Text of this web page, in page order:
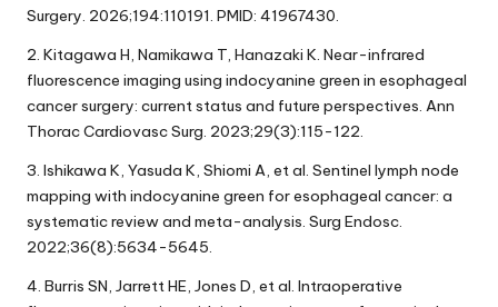
Surgery. 2026;194:110191. PMID: 41967430.
2. Kitagawa H, Namikawa T, Hanazaki K. Near-infrared
fluorescence imaging using indocyanine green in esophageal
cancer surgery: current status and future perspectives. Ann
Thorac Cardiovasc Surg. 2023;29(3):115-122.
3. Ishikawa K, Yasuda K, Shiomi A, et al. Sentinel lymph node
mapping with indocyanine green for esophageal cancer: a
systematic review and meta-analysis. Surg Endosc.
2022;36(8):5634-5645.
4. Burris SN, Jarrett HE, Jones D, et al. Intraoperative